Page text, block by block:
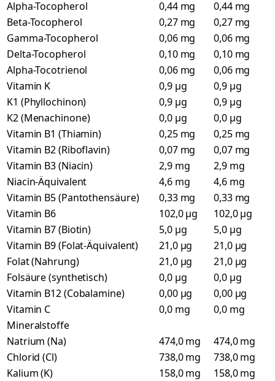
Alpha-Tocopherol
0,44 mg
0,44 mg
Beta-Tocopherol
0,27 mg
0,27 mg
Gamma-Tocopherol
0,06 mg
0,06 mg
Delta-Tocopherol
0,10 mg
0,10 mg
Alpha-Tocotrienol
0,06 mg
0,06 mg
Vitamin K
0,9 µg
0,9 µg
K1 (Phyllochinon)
0,9 µg
0,9 µg
K2 (Menachinone)
0,0 µg
0,0 µg
Vitamin B1 (Thiamin)
0,25 mg
0,25 mg
Vitamin B2 (Riboflavin)
0,07 mg
0,07 mg
Vitamin B3 (Niacin)
2,9 mg
2,9 mg
Niacin-Äquivalent
4,6 mg
4,6 mg
Vitamin B5 (Pantothensäure)
0,33 mg
0,33 mg
Vitamin B6
102,0 µg
102,0 µg
Vitamin B7 (Biotin)
5,0 µg
5,0 µg
Vitamin B9 (Folat-Äquivalent)
21,0 µg
21,0 µg
Folat (Nahrung)
21,0 µg
21,0 µg
Folsäure (synthetisch)
0,0 µg
0,0 µg
Vitamin B12 (Cobalamine)
0,00 µg
0,00 µg
Vitamin C
0,0 mg
0,0 mg
Mineralstoffe
Natrium (Na)
474,0 mg
474,0 mg
Chlorid (Cl)
738,0 mg
738,0 mg
Kalium (K)
158,0 mg
158,0 mg